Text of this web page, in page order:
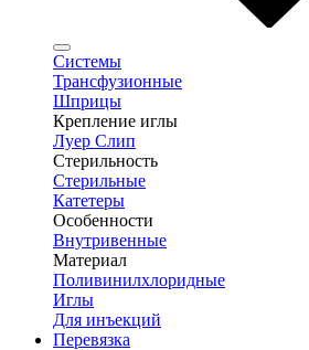
Системы
Трансфузионные
Шприцы
Крепление иглы
Луер Слип
Стерильность
Стерильные
Катетеры
Особенности
Внутривенные
Материал
Поливинилхлоридные
Иглы
Для инъекций
Перевязка